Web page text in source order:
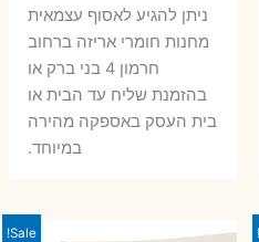
ניתן להגיע לאסוף עצמאית
מחנות חומרי אריזה ברחוב
חרמון 4 בני ברק או
בהזמנת שליח עד הבית או
בית העסק באספקה מהירה
במיוחד.
Sale!